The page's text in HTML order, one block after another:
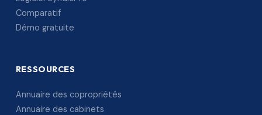
Comparatif
Démo gratuite
RESSOURCES
Annuaire des copropriétés
Annuaire des cabinets